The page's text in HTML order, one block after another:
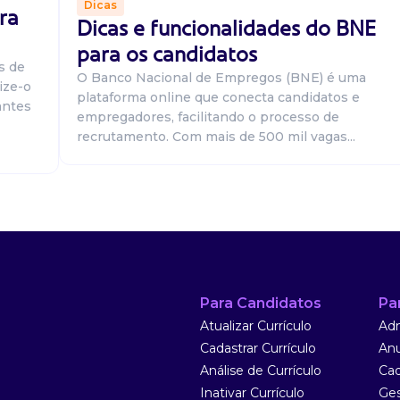
médicas,
Requisitos:
de
o
Dicas
Dicas e funcionalidades do BNE
para os candidatos
O Banco Nacional de Empregos (BNE) é uma
plataforma online que conecta candidatos e
empregadores, facilitando o processo de
recrutamento. Com mais de 500 mil vagas...
Para Candidatos
Atualizar Currículo
Cadastrar Currículo
Análise de Currículo
Inativar Currículo